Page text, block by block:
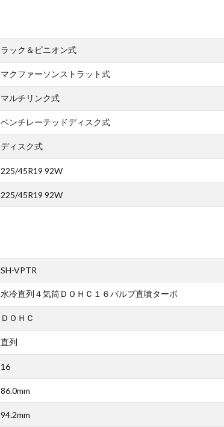
ラック＆ピニオン式
マクファーソンストラット式
マルチリンク式
ベンチレーテッドディスク式
ディスク式
225/45R19 92W
225/45R19 92W
SH-VPTR
水冷直列４気筒ＤＯＨＣ１６バルブ直噴ターボ
ＤＯＨＣ
直列
16
86.0mm
94.2mm